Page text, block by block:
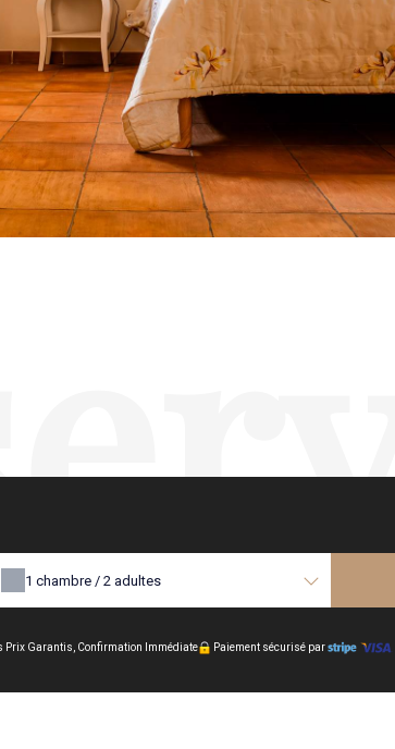
1 chambre / 2 adultes
Prix Garantis, Confirmation Immédiate Paiement sécurisé par